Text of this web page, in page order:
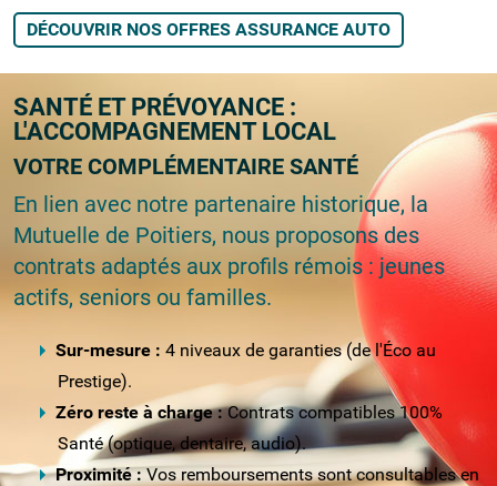
DÉCOUVRIR NOS OFFRES ASSURANCE AUTO
SANTÉ ET PRÉVOYANCE :
L'ACCOMPAGNEMENT LOCAL
VOTRE COMPLÉMENTAIRE SANTÉ
En lien avec notre partenaire historique, la
Mutuelle de Poitiers, nous proposons des
contrats adaptés aux profils rémois : jeunes
actifs, seniors ou familles.
Sur-mesure : 4 niveaux de garanties (de l'Éco au
Prestige).
Zéro reste à charge :Contrats compatibles 100%
Santé (optique, dentaire, audio).
Proximité :Vos remboursements sont consultables en